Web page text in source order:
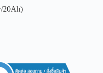
20Ah)